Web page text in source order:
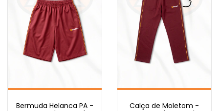
Bermuda Helanca PA -
Calça de Moletom -